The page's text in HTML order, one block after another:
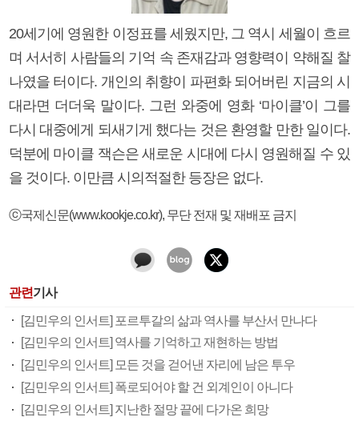
20세기에 영원한 이정표를 세웠지만, 그 역시 세월이 흐르
며 서서히 사람들의 기억 속 존재감과 영향력이 약해질 찰
나였을 터이다. 개인의 취향이 파편화 되어버린 지금의 시
대라면 더더욱 말이다. 그런 와중에 영화 ‘마이클’이 그를
다시 대중에게 되새기게 했다는 것은 환영할 만한 일이다.
덕분에 마이클 잭슨은 새로운 시대에 다시 영원해질 수 있
을 것이다. 이만큼 시의적절한 등장은 없다.
ⓒ국제신문(www.kookje.co.kr), 무단 전재 및 재배포 금지
관련기사
[김민우의 인서트] 포르투갈의 삶과 역사를 부산서 만나다
[김민우의 인서트] 역사를 기억하고 재현하는 방법
[김민우의 인서트] 모든 것을 걷어낸 자리에 남은 투우
[김민우의 인서트] 폭로되어야 할 건 외계인이 아니다
[김민우의 인서트] 지난한 절망 끝에 다가온 희망